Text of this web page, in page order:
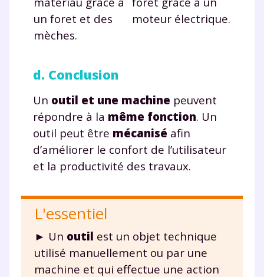
un foret et des
mèches.
moteur électrique.
d. Conclusion
Un outil et une machine peuvent
répondre à la même fonction. Un
outil peut être mécanisé afin
d’améliorer le confort de l’utilisateur
et la productivité des travaux.
L'essentiel
► Un outil est un objet technique
utilisé manuellement ou par une
machine et qui effectue une action